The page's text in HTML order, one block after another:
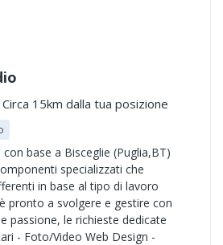
15km dalla tua posizione
base a Bisceglie (Puglia,BT)
specializzati che
in base al tipo di lavoro
pronto a svolgere e gestire con
passione, le richieste dedicate
- Foto/Video Web Design -